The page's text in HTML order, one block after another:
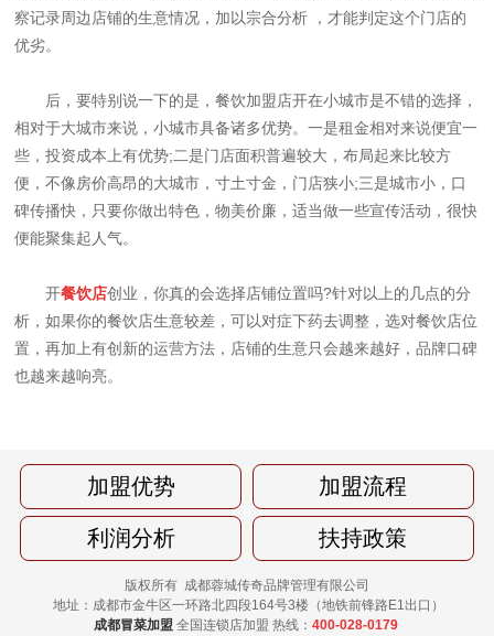
察记录周边店铺的生意情况，加以宗合分析 ，才能判定这个门店的
优劣。
后，要特别说一下的是，餐饮加盟店开在小城市是不错的选择，
相对于大城市来说，小城市具备诸多优势。一是租金相对来说便宜一
些，投资成本上有优势;二是门店面积普遍较大，布局起来比较方
便，不像房价高昂的大城市，寸土寸金，门店狭小;三是城市小，口
碑传播快，只要你做出特色，物美价廉，适当做一些宣传活动，很快
便能聚集起人气。
开餐饮店创业，你真的会选择店铺位置吗?针对以上的几点的分
析，如果你的餐饮店生意较差，可以对症下药去调整，选对餐饮店位
置，再加上有创新的运营方法，店铺的生意只会越来越好，品牌口碑
也越来越响亮。
加盟优势 加盟流程
利润分析 扶持政策
版权所有 成都蓉城传奇品牌管理有限公司
地址：成都市金牛区一环路北四段164号3楼（地铁前锋路E1出口）
成都冒菜加盟 全国连锁店加盟 热线： 400-028-0179